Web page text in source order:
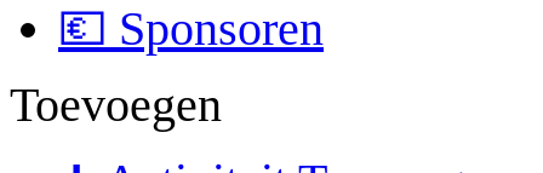
💶 Sponsoren
Toevoegen